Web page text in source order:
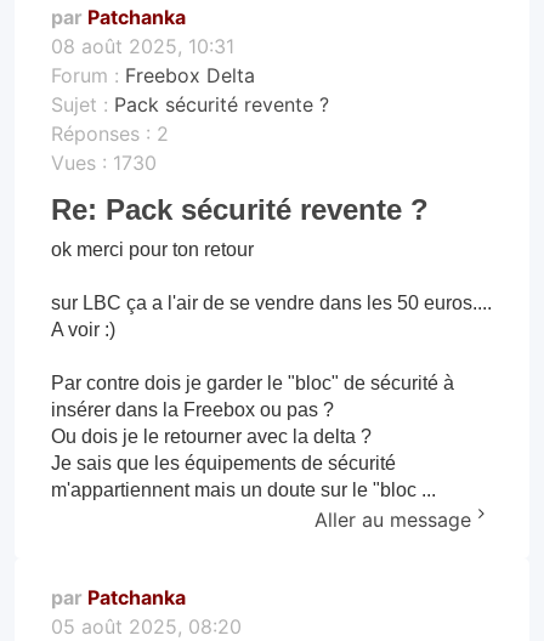
par Patchanka
08 août 2025, 10:31
Forum : Freebox Delta
Sujet : Pack sécurité revente ?
Réponses : 2
Vues : 1730
Re: Pack sécurité revente ?
ok merci pour ton retour
sur LBC ça a l'air de se vendre dans les 50 euros....
A voir :)
Par contre dois je garder le "bloc" de sécurité à
insérer dans la Freebox ou pas ?
Ou dois je le retourner avec la delta ?
Je sais que les équipements de sécurité
m'appartiennent mais un doute sur le "bloc ...
Aller au message
par Patchanka
05 août 2025, 08:20